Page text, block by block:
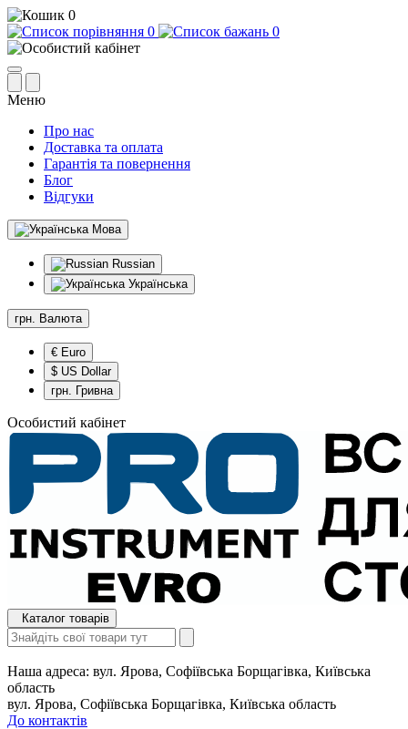
0
0
0
Меню
Про нас
Доставка та оплата
Гарантія та повернення
Блог
Відгуки
Мова
Russian
Українська
грн. Валюта
€ Euro
$ US Dollar
грн. Гривна
Особистий кабінет
Каталог товарів
Наша адреса: вул. Ярова, Софіївська Борщагівка, Київська
область
вул. Ярова, Софіївська Борщагівка, Київська область
До контактів